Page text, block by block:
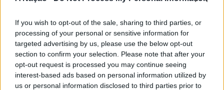
If you wish to opt-out of the sale, sharing to third parties, or
processing of your personal or sensitive information for
targeted advertising by us, please use the below opt-out
section to confirm your selection. Please note that after your
opt-out request is processed you may continue seeing
interest-based ads based on personal information utilized by
us or personal information disclosed to third parties prior to
de vento das comunidades costeiras, promovendo o
território através do mar e das suas condições naturais.
Nas palavras de Pedro Mota, De todas as etapas do
Nortada Ocean Rides, este evento é o que mais precisa
da “nortada” como apoio, porque sem vento não há
kitesurf.
ATUALIDADE
Cinco projetos de Cascais finalistas
em iniciativa europeia